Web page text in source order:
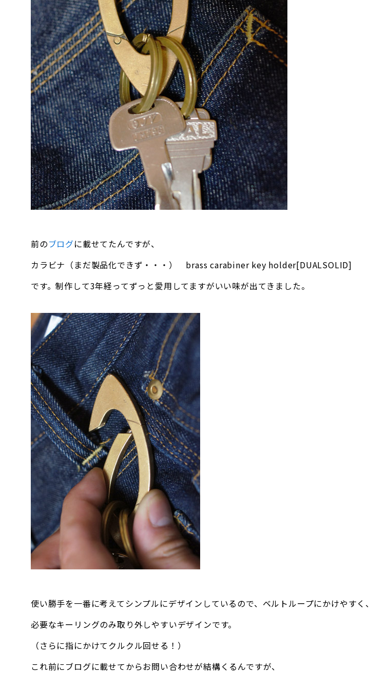
前のブログに載せてたんですが、
カラビナ（まだ製品化できず・・・） brass carabiner key holder[DUALSOLID]
です。制作して3年経ってずっと愛用してますがいい味が出てきました。
使い勝手を一番に考えてシンプルにデザインしているので、ベルトループにかけやすく、
必要なキーリングのみ取り外しやすいデザインです。
（さらに指にかけてクルクル回せる！）
これ前にブログに載せてからお問い合わせが結構くるんですが、